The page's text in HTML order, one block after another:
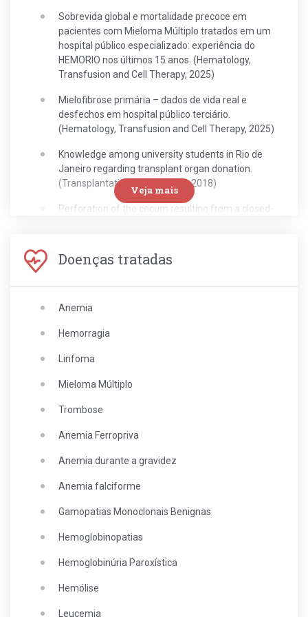
Sobrevida global e mortalidade precoce em
pacientes com Mieloma Múltiplo tratados em um
hospital público especializado: experiência do
HEMORIO nos últimos 15 anos. (Hematology,
Transfusion and Cell Therapy, 2025)
Mielofibrose primária – dados de vida real e
desfechos em hospital público terciário.
(Hematology, Transfusion and Cell Therapy, 2025)
Knowledge among university students in Rio de
Janeiro regarding transplant organ donation.
(Transplantation Proceedings, 2018)
Perforation of the cecum resulting from a closed-
report. (International Journal of Surgery Case
Reports, 2017)
Veja mais
Doenças tratadas
Anemia
Hemorragia
Linfoma
Mieloma Múltiplo
Trombose
Anemia Ferropriva
Anemia durante a gravidez
Anemia falciforme
Gamopatias Monoclonais Benignas
Hemoglobinopatias
Hemoglobinúria Paroxística
Hemólise
Leucemia